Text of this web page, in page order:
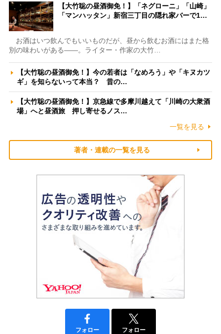
【大竹聡の昼酒御免！】「ネグローニ」「山崎」
「マンハッタン」新宿三丁目の隠れ家バーで1…
お酒はいつ飲んでもいいものだが、昼から飲むお酒にはまた格
別の味わいがある――。ライター・作家の大竹…
【大竹聡の昼酒御免！】今の若者は「なめろう」や「キヌカツ
ギ」を知らないって本当？ 昔の…
【大竹聡の昼酒御免！】京急線で多摩川越えて「川崎の大衆酒
場」へと昼酒旅 押し寄せるノス…
一覧を見る
著者・連載の一覧を見る
フォロー フォロー